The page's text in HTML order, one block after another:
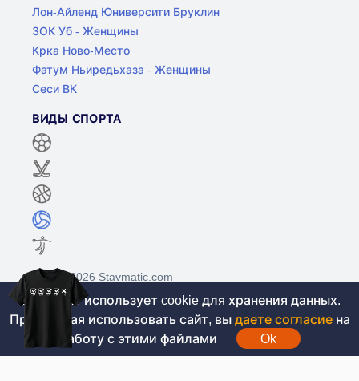
Лон-Айленд Юниверсити Бруклин
ЗОК Уб - Женщины
Крка Ново-Место
Фатум Ньиредьхаза - Женщины
Сеси ВК
ВИДЫ СПОРТА
©2017-2026 Stavmatic.com
Для лиц старше 18 лет. На сайте не
проводятся игры на денежные средства, вся
Этот сайт использует cookie для хранения данных.
Продолжая использовать сайт, вы даете согласие на
работу с этими файлами
Ok